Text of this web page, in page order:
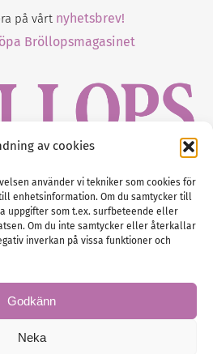
av cookies
använder vi tekniker som cookies för
enhetsinformation. Om du samtycker till
uppgifter som t.ex. surfbeteende eller
Om du inte samtycker eller återkallar
inverkan på vissa funktioner och
Godkänn
Neka
på vårt nyhetsbrev!
Bröllopsmagasinet
väg 2, 451 50 Uddevalla
:0522-68 11 90